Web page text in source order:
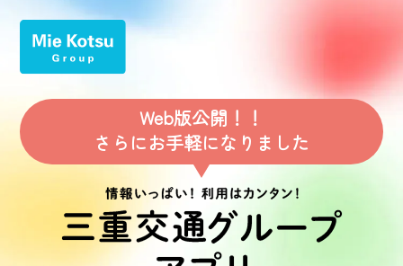
Web版公開！！
さらにお手軽になりました